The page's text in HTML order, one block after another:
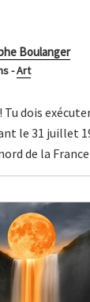
Boulanger
-Art
Tu dois
le 31 juillet
de la France